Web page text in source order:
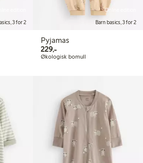
3 for 2
Online edition
Barn basics, 3 for 2
Pyjamas
229,-229,00 kr
Økologisk bomull